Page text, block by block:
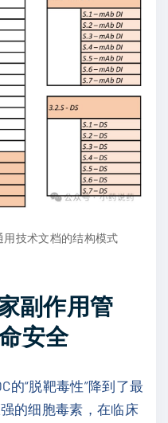
用技术文档的结构模式
副作用管
安全
的“脱靶毒性”降到了最
的细胞毒素，在临床